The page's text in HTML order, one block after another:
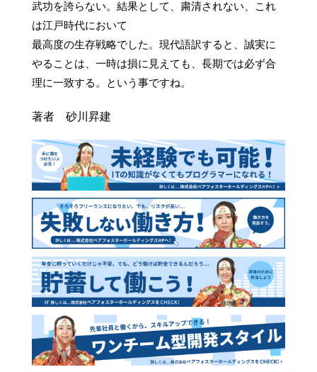
武功を誇らない。結果として、粛清されない、これ
は江戸時代において
最高度の生存戦略でした。現代語訳すると、誠実に
やることは、一時は損に見えても、長期では必ず合
理に一致する。という事ですね。
著者 砂川昇建